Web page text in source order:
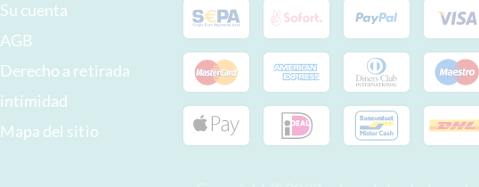
Su cuenta
AGB
Derecho a retirada
intimidad
Mapa del sitio